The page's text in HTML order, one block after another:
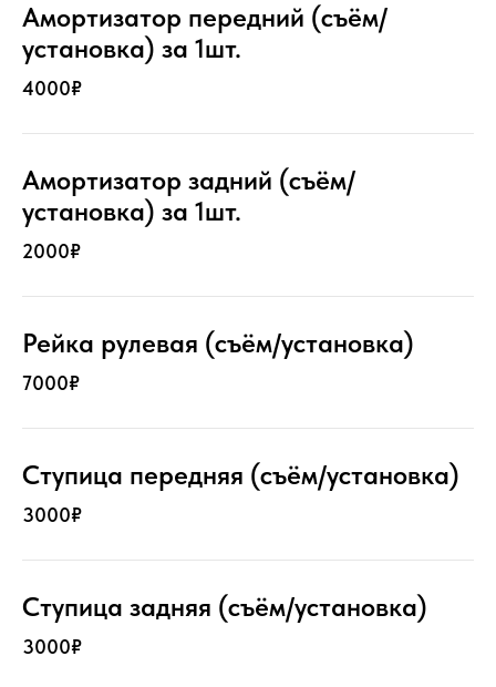
Амортизатор передний (съём/
установка) за 1шт.
4000₽
Амортизатор задний (съём/
установка) за 1шт.
2000₽
Рейка рулевая (съём/установка)
7000₽
Ступица передняя (съём/установка)
3000₽
Ступица задняя (съём/установка)
3000₽